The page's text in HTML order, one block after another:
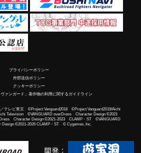
プライバシーポリシー
外部送信ポリシー
クッキーポリシー
ヴァンガード」著作物の利用に関するガイドライン
テレビ東京 ©Project Vanguard2018 ©Project Vanguard2019/Aichi
Television ©VANGUARD overDress Character Design ©2021
Character Design ©2021-2023 CLAMP・ST ©VANGUARD
©2021-2026 CLAMP・ST © Cygames, Inc.